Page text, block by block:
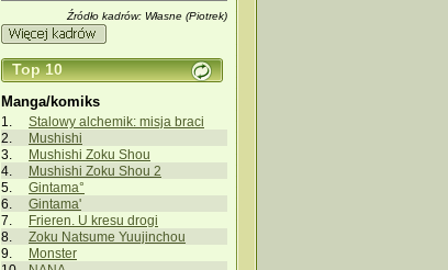
Źródło kadrów: Własne (Piotrek)
Top 10
Manga/komiks
Stalowy alchemik: misja braci
Mushishi
Mushishi Zoku Shou
Mushishi Zoku Shou 2
Gintama°
Gintama'
Frieren. U kresu drogi
Zoku Natsume Yuujinchou
Monster